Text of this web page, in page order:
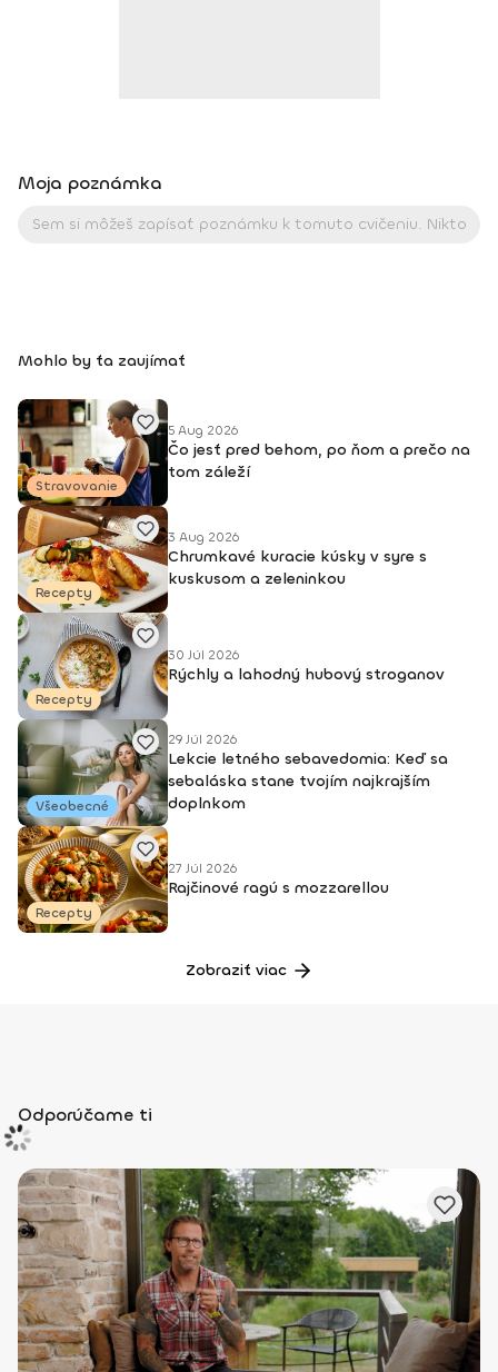
Moja poznámka
Mohlo by ťa zaujímať
Stravovanie
5 Aug 2026
Čo jesť pred behom, po ňom a prečo na
tom záleží
Recepty
3 Aug 2026
Chrumkavé kuracie kúsky v syre s
kuskusom a zeleninkou
Recepty
30 Júl 2026
Rýchly a lahodný hubový stroganov
Všeobecné
29 Júl 2026
Lekcie letného sebavedomia: Keď sa
sebaláska stane tvojím najkrajším
doplnkom
Recepty
27 Júl 2026
Rajčinové ragú s mozzarellou
Zobraziť viac
Odporúčame ti